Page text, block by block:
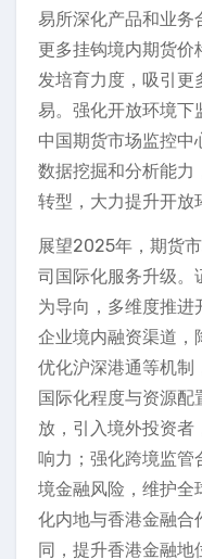
易所深化产品和业务
更多挂钩境内期货价
发培育力度，吸引更
易。强化开放环境下
中国期货市场监控中
数据挖掘和分析能力
转型，大力提升开放
展望2025年，期货
司国际化服务升级。
为导向，多维度推进
企业境内融资渠道，
优化沪深港通等机制
国际化程度与资源配
放，引入境外投资者
响力；强化跨境监管
境金融风险，维护全
化内地与香港金融合
同，提升香港金融地